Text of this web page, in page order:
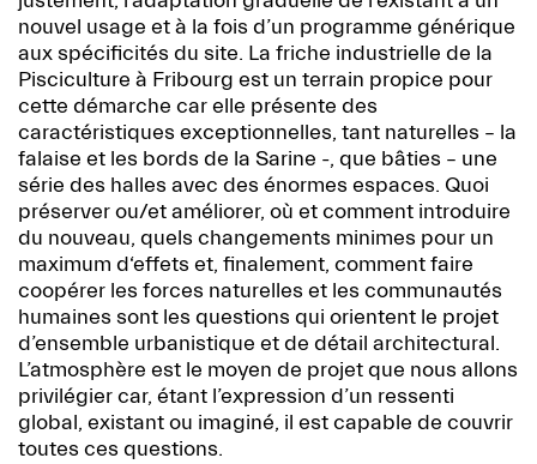
nouvel usage et à la fois d’un programme générique
aux spécificités du site. La friche industrielle de la
Pisciculture à Fribourg est un terrain propice pour
cette démarche car elle présente des
caractéristiques exceptionnelles, tant naturelles – la
falaise et les bords de la Sarine -, que bâties – une
série des halles avec des énormes espaces. Quoi
préserver ou/et améliorer, où et comment introduire
du nouveau, quels changements minimes pour un
maximum d‘effets et, finalement, comment faire
coopérer les forces naturelles et les communautés
humaines sont les questions qui orientent le projet
d’ensemble urbanistique et de détail architectural.
L’atmosphère est le moyen de projet que nous allons
privilégier car, étant l’expression d’un ressenti
global, existant ou imaginé, il est capable de couvrir
toutes ces questions.